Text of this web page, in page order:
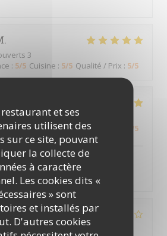
restaurant et ses
utilisent des
sur ce site, pouvant
la collecte de
à caractère
Les cookies dits «
» sont
et installés par
D'autres cookies
3
: 5/5 Cuisine : 5/5 Qualité / Prix : 5/5
4
:5/5 Cuisine:5/5 Qualité / Prix /5
était bien présenté, ambiance
table
4